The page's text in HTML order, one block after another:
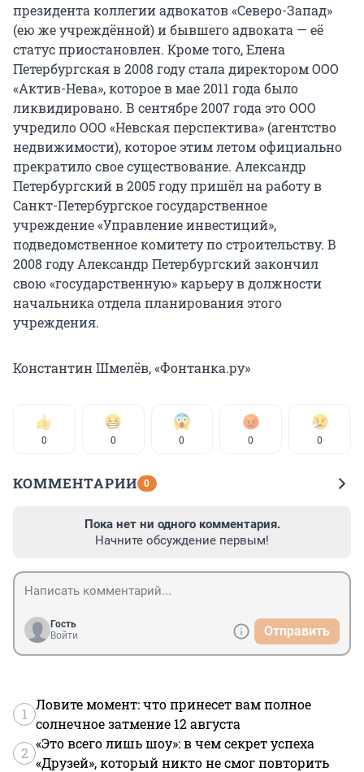
президента коллегии адвокатов «Северо-Запад»
(ею же учреждённой) и бывшего адвоката — её
статус приостановлен. Кроме того, Елена
Петербургская в 2008 году стала директором ООО
«Актив-Нева», которое в мае 2011 года было
ликвидировано. В сентябре 2007 года это ООО
учредило ООО «Невская перспектива» (агентство
недвижимости), которое этим летом официально
прекратило свое существование. Александр
Петербургский в 2005 году пришёл на работу в
Санкт-Петербургское государственное
учреждение «Управление инвестиций»,
подведомственное комитету по строительству. В
2008 году Александр Петербургский закончил
свою «государственную» карьеру в должности
начальника отдела планирования этого
учреждения.
Константин Шмелёв, «Фонтанка.ру»
0 0 0 0 0
КОММЕНТАРИИ 0
Пока нет ни одного комментария.
Начните обсуждение первым!
Гость
Войти
Отправить
1
Ловите момент: что принесет вам полное
солнечное затмение 12 августа
2
«Это всего лишь шоу»: в чем секрет успеха
«Друзей», который никто не смог повторить